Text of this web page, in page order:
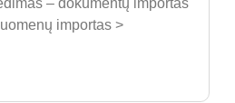
importas >